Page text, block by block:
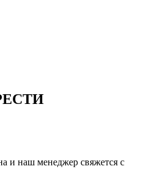
и наш менеджер свяжется с